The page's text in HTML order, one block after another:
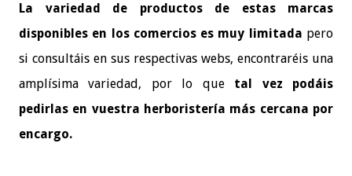
La variedad de productos de estas marcas
disponibles en los comercios es muy limitada pero
si consultáis en sus respectivas webs, encontraréis una
amplísima variedad, por lo que tal vez podáis
pedirlas en vuestra herboristería más cercana por
encargo.